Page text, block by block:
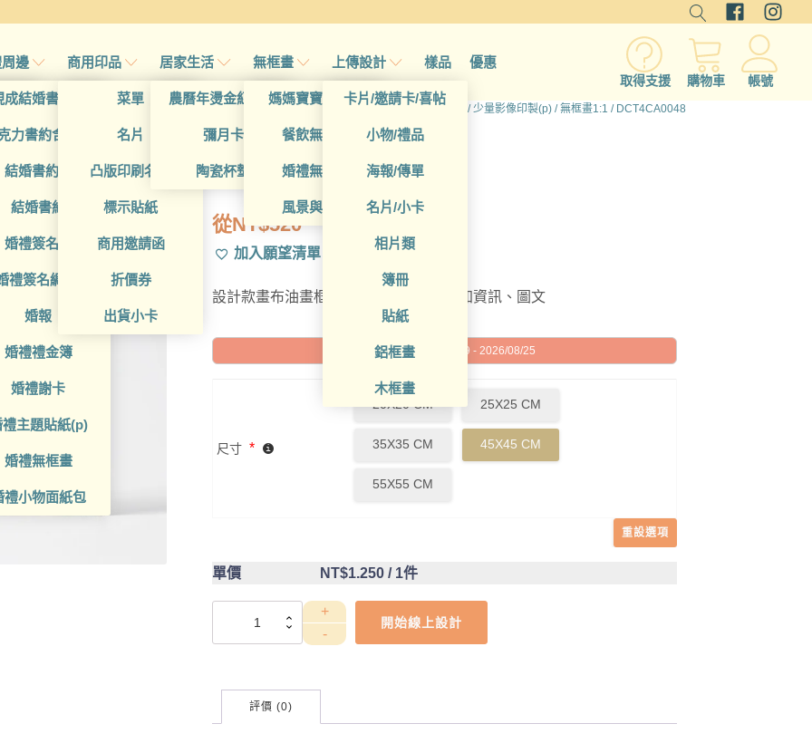
邊
成結婚書約夾
力書約含木座
結婚書約組
結婚書約
婚禮簽名簿
禮簽名綢(p)
婚報
婚禮禮金簿
婚禮謝卡
禮主題貼紙(p)
婚禮無框畫
禮小物面紙包
商用印品
菜單
名片
凸版印刷名片
標示貼紙
商用邀請函
折價券
出貨小卡
居家生活
農曆年燙金紅包袋
彌月卡
陶瓷杯墊
無框畫
媽媽寶寶無框畫
餐飲無框畫
婚禮無框畫
風景與藝術
上傳設計
卡片/邀請卡/喜帖
小物/禮品
海報/傳單
名片/小卡
相片類
簿冊
貼紙
鋁框畫
木框畫
樣品 優惠
取得支援 購物車 帳號
首頁 /所有產品 /少量影像印製(p) /無框畫1:1 / DCT4CA0048
DCT4CA0048
從NT$520
加入願望清單
設計款畫布油畫框，可進一步編輯或增加資訊、圖文
預計到貨日: 2026/08/19 - 2026/08/25
尺寸 *
20X20 CM 25X25 CM
35X35 CM 45X45 CM
55X55 CM
重設選項
單價 NT$1.250 / 1件
DCT4CA0048
開始線上設計
評價 (0)